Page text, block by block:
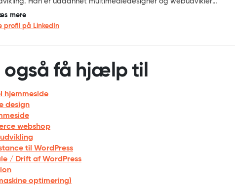
fra Business Academy Aarhus og har det faglige ansvar
design, brugeroplevelse, SEO og den tekniske arkitektur på
mere
profil på LinkedIn
også få hjælp til
hjemmeside
design
webshop
til WordPress
/ Drift af WordPress
optimering)